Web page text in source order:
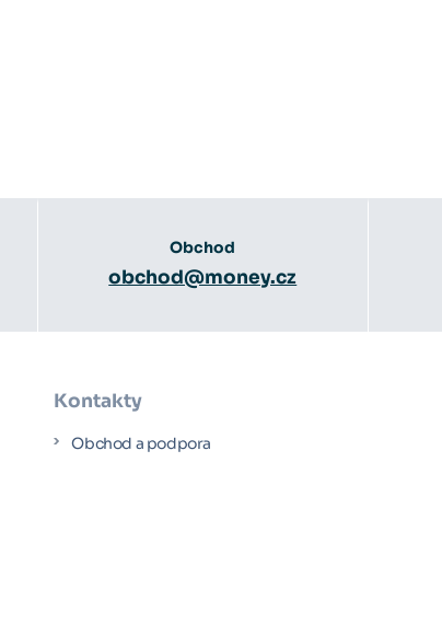
Obchod
obchod@money.cz
Kontakty
Obchod a podpora